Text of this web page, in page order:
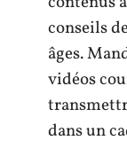
conseils
âges.
vidéos
dans un